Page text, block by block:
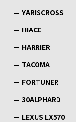
YARISCROSS
HIACE
HARRIER
TACOMA
FORTUNER
30ALPHARD
LEXUS LX570